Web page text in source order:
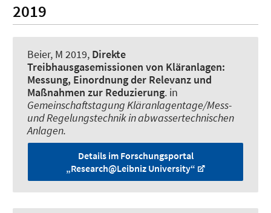
2019
Beier, M 2019, Direkte
Treibhausgasemissionen von Kläranlagen:
Messung, Einordnung der Relevanz und
Maßnahmen zur Reduzierung. in
Gemeinschaftstagung Kläranlagentage/Mess-
und Regelungstechnik in abwassertechnischen
Anlagen.
Details im Forschungsportal
„Research@Leibniz University“